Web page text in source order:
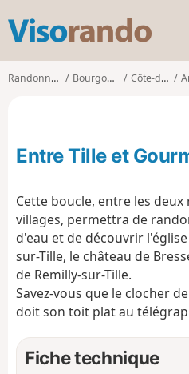
s
o
o
Randonnées Bourgogne Côte-d'Or
Entre Tille et
Cette boucle, entre les
villages, permettra de
d'eau et de découvrir
sur-Tille, le château de
de Remilly-sur-Tille.
Savez-vous que le clocher
doit son toit plat au
Fiche technique